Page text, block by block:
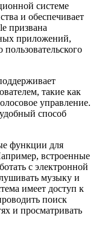
системе
и обеспечивает
призвана
приложений,
такие как
управление.
способ
функции для
встроенные
с электронной
музыку и
имеет доступ к
поиск
и просматривать